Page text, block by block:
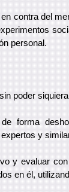
contra del
personal.
poder
forma
y
y evaluar
en él,